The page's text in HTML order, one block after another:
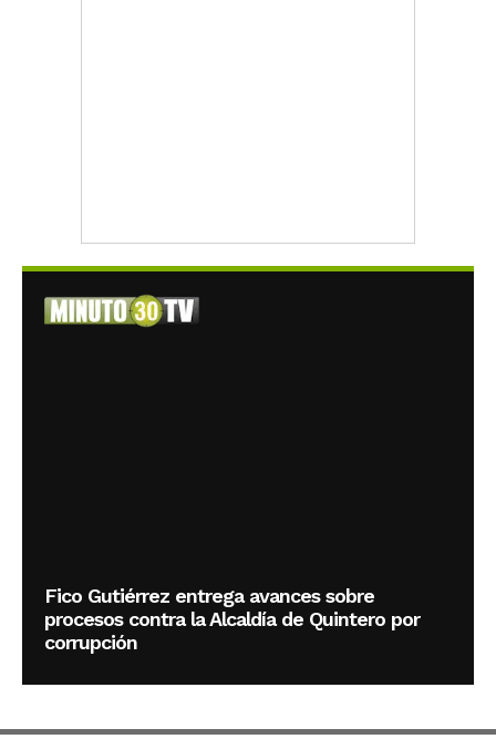
Fico Gutiérrez entrega avances sobre
procesos contra la Alcaldía de Quintero por
corrupción